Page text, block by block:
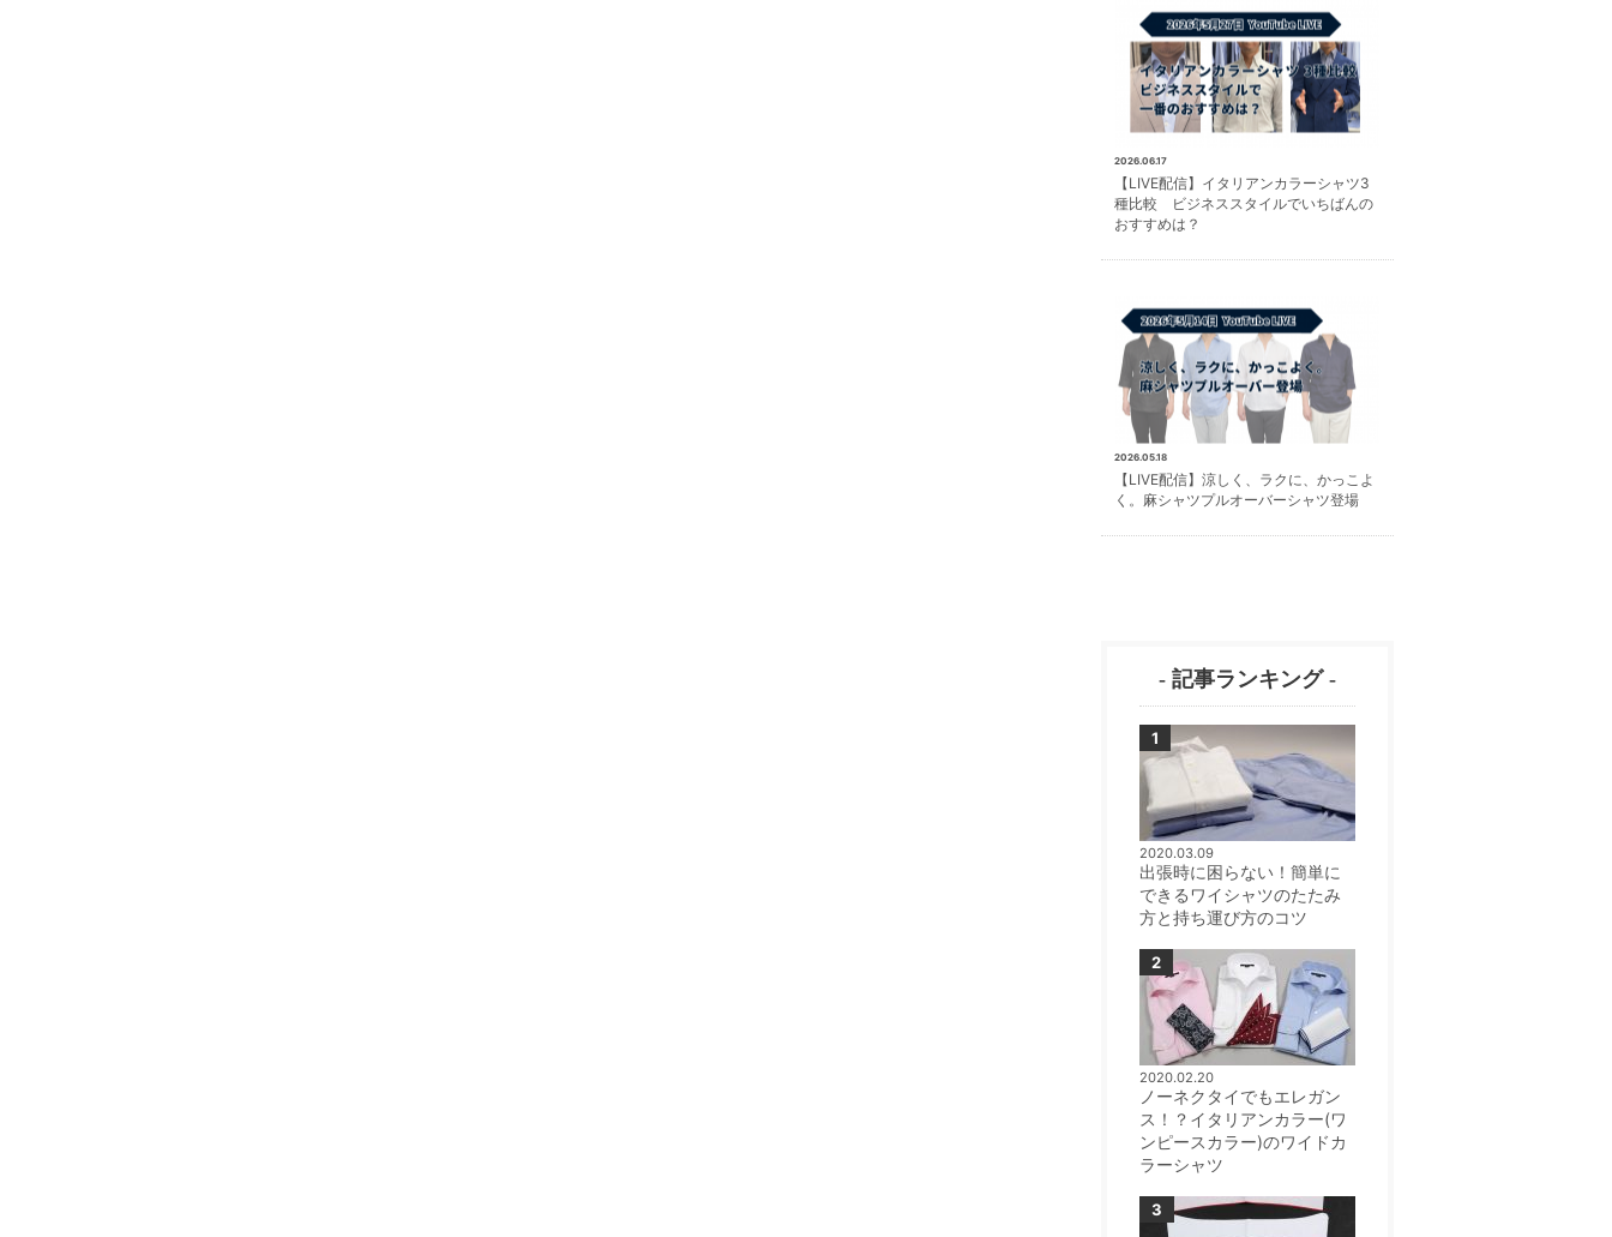
2026.06.17
【LIVE配信】イタリアンカラーシャツ3
種比較 ビジネススタイルでいちばんの
おすすめは？
2026.05.18
【LIVE配信】涼しく、ラクに、かっこよ
く。麻シャツプルオーバーシャツ登場
- 記事ランキング -
2020.03.09
出張時に困らない！簡単に
できるワイシャツのたたみ
方と持ち運び方のコツ
2020.02.20
ノーネクタイでもエレガン
ス！？イタリアンカラー(ワ
ンピースカラー)のワイドカ
ラーシャツ